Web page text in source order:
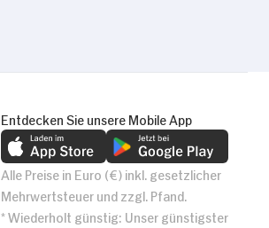
Entdecken Sie unsere Mobile App
Alle Preise in Euro (€) inkl. gesetzlicher
Mehrwertsteuer und zzgl. Pfand.
* Wiederholt günstig: Unser günstigster